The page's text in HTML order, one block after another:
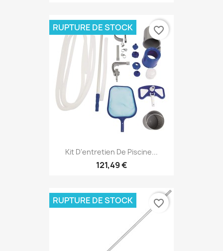
Kit D'entretien De Piscine...
121,49 €
RUPTURE DE STOCK favorite_border
RUPTURE DE STOCK favorite_border